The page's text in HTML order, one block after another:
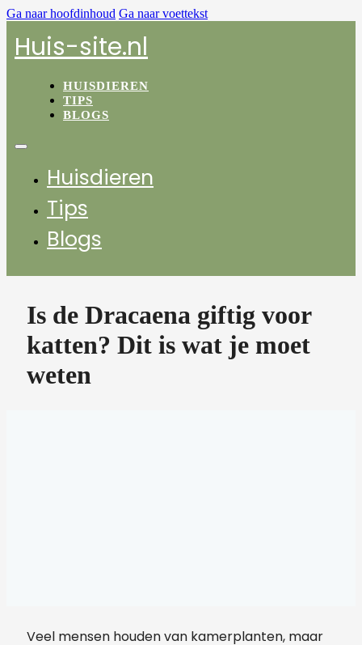
Ga naar hoofdinhoud Ga naar voettekst
Huis-site.nl
HUISDIEREN
TIPS
BLOGS
Huisdieren
Tips
Blogs
Is de Dracaena giftig voor
katten? Dit is wat je moet
weten
Veel mensen houden van kamerplanten, maar